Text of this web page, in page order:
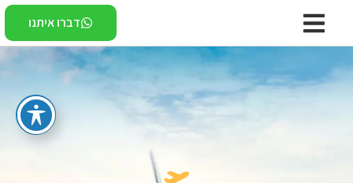
דברו איתנו